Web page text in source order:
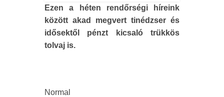
Ezen a héten rendőrségi híreink
között akad megvert tinédzser és
idősektől pénzt kicsaló trükkös
tolvaj is.
Normal